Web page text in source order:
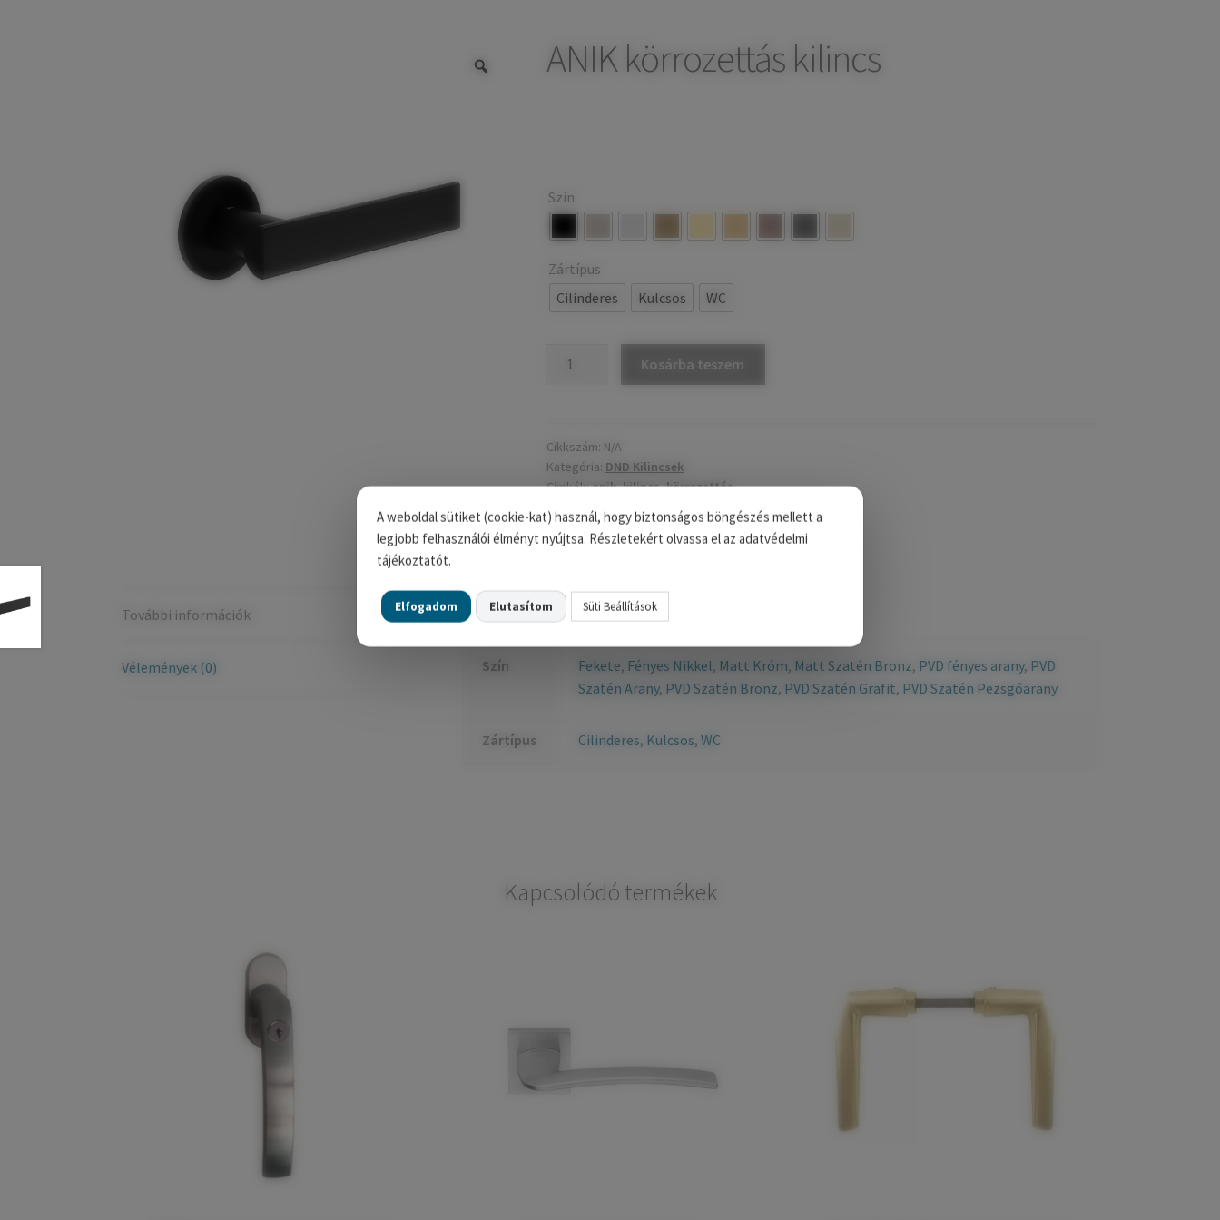
ANIK körrozettás kilincs
Szín
Zártípus
Cilinderes
Kulcsos WC
Kosárba teszem
Cikkszám: N/A
Kategória: DND Kilincsek
Címkék:anik,kilincs,körrozettás
További információk
Vélemények (0)
További információk
Szín Fekete, Fényes Nikkel, Matt Króm, Matt Szatén Bronz, PVD fényes arany, PVD
Szatén Arany, PVD Szatén Bronz, PVD Szatén Grafit, PVD Szatén Pezsgőarany
Zártípus Cilinderes, Kulcsos,WC
Kapcsolódó termékek
A weboldal sütiket (cookie-kat) használ, hogy biztonságos böngészés mellett a
legjobb felhasználói élményt nyújtsa. Részletekért olvassa el az adatvédelmi
tájékoztatót.
Elfogadom Elutasítom Süti Beállítások